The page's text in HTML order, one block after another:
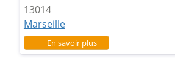
13014
Marseille
En savoir plussur Résidence Bassens